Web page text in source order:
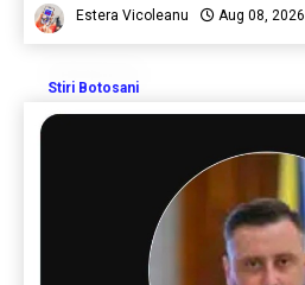
Estera Vicoleanu Aug 08, 2026
Stiri Botosani